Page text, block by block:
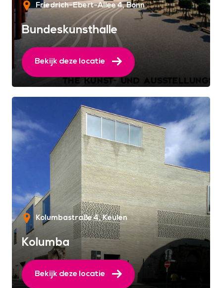
Friedrich-Ebert-Allee 4 Bonn
Bundeskunsthalle
Bekijk deze locatie
Kolumbastraße 4 Keulen
Kolumba
Bekijk deze locatie